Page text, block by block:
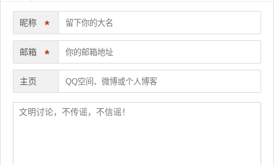
昵称 *
邮箱 *
主页